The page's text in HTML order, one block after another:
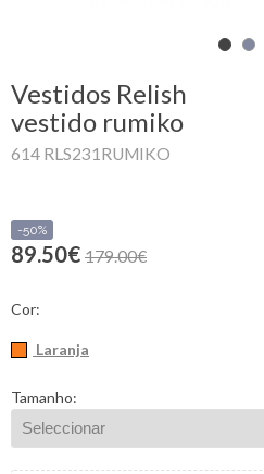
Marcas
Vestidos Relish
vestido rumiko
614 RLS231RUMIKO
-50%
89.50€ 179.00€
Cor:
Laranja
Tamanho: